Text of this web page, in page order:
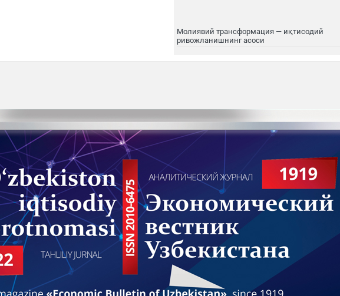
Молиявий трансформация — иқтисодий
ривожланишнинг асоси